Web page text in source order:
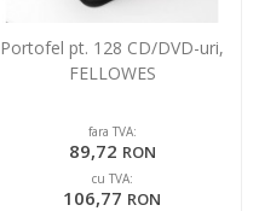
Portofel pt. 128 CD/DVD-uri,
FELLOWES
fara TVA:
89,72 RON
cu TVA:
106,77 RON